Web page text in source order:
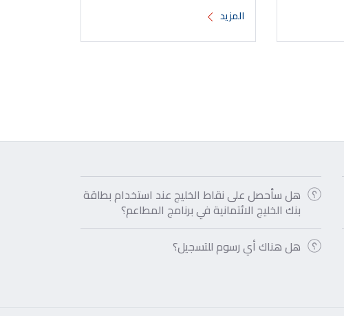
المزيد
هل سأحصل على نقاط الخليج عند استخدام بطاقة
بنك الخليج الائتمانية في برنامج المطاعم؟
هل هناك أي رسوم للتسجيل؟